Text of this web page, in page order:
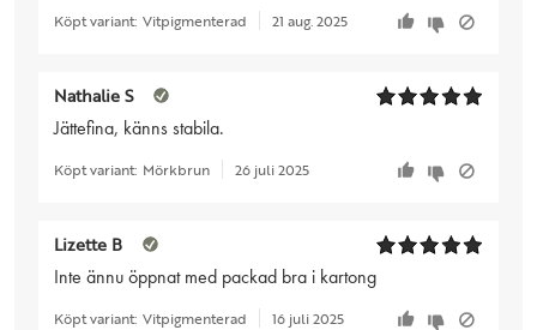
Köpt variant: Vitpigmenterad 21 aug. 2025
Nathalie S
Jättefina, känns stabila.
Köpt variant: Mörkbrun 26 juli 2025
Lizette B
Inte ännu öppnat med packad bra i kartong
Köpt variant: Vitpigmenterad 16 juli 2025